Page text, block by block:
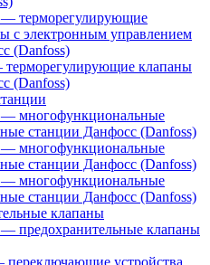
терморегулирующие
с электронным управлением
(Danfoss)
клапаны
(Danfoss)
многофункциональные
станции Данфосс (Danfoss)
многофункциональные
станции Данфосс (Danfoss)
многофункциональные
станции Данфосс (Danfoss)
клапаны
предохранительные клапаны
устройства